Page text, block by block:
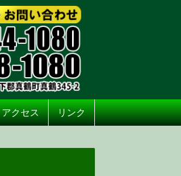
アクセス リンク